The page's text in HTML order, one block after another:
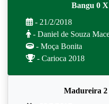
Bangu 0
- 21/2/2018
- Daniel de Souza
- Moça Bonita
- Carioca 2018
Madureira 2